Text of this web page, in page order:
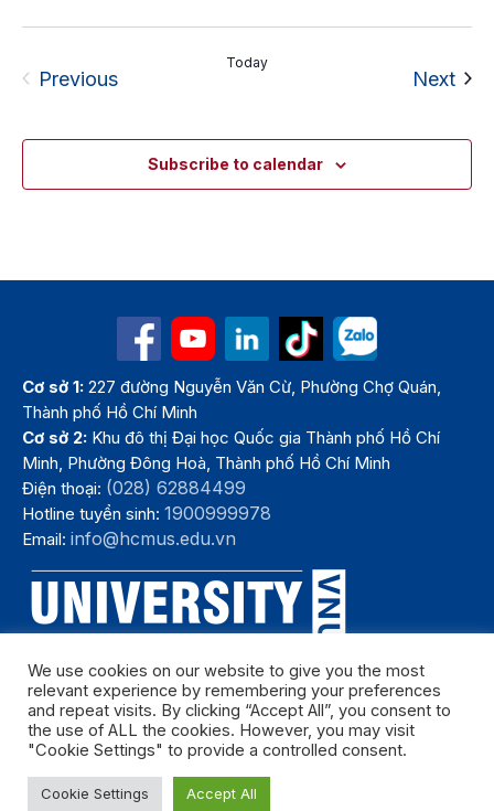
PreviousEvents
Today
Next
Subscribe to calendar
Cơ sở 1: 227 đường Nguyễn Văn Cừ, Phường Chợ Quán,
Thành phố Hồ Chí Minh
Cơ sở 2: Khu đô thị Đại học Quốc gia Thành phố Hồ Chí
Minh, Phường Đông Hoà, Thành phố Hồ Chí Minh
Điện thoại: (028) 62884499
Hotline tuyển sinh:1900999978
Email:info@hcmus.edu.vn
Bản quyền thuộc Trường Đại học Khoa học tự nhiên, Đại học Quốc
gia Thành phố Hồ Chí Minh. Năm 2024
We use cookies on our website to give you the most
relevant experience by remembering your preferences
and repeat visits. By clicking “Accept All”, you consent to
the use of ALL the cookies. However, you may visit
"Cookie Settings" to provide a controlled consent.
Cookie Settings Accept All